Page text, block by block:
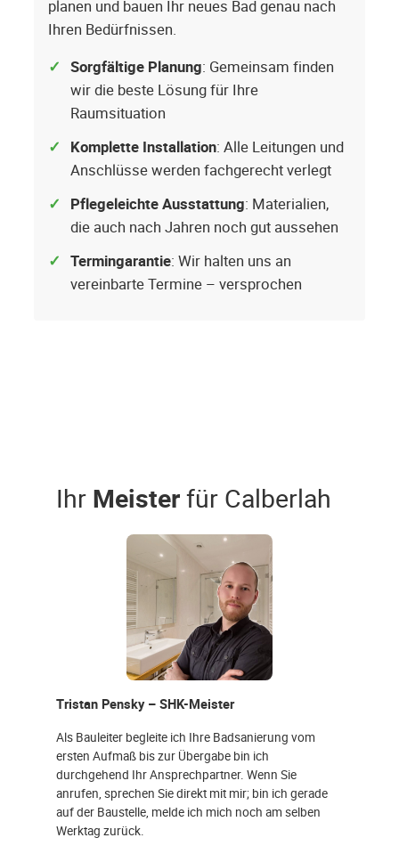
planen und bauen Ihr neues Bad genau nach
Ihren Bedürfnissen.
Sorgfältige Planung: Gemeinsam finden
wir die beste Lösung für Ihre
Raumsituation
Komplette Installation: Alle Leitungen und
Anschlüsse werden fachgerecht verlegt
Pflegeleichte Ausstattung: Materialien,
die auch nach Jahren noch gut aussehen
Termingarantie: Wir halten uns an
vereinbarte Termine – versprochen
Ihr Meisterfür Calberlah
Tristan Pensky – SHK-Meister
Als Bauleiter begleite ich Ihre Badsanierung vom
ersten Aufmaß bis zur Übergabe bin ich
durchgehend Ihr Ansprechpartner. Wenn Sie
anrufen, sprechen Sie direkt mit mir; bin ich gerade
auf der Baustelle, melde ich mich noch am selben
Werktag zurück.